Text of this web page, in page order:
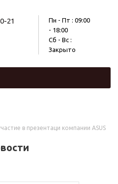
21
Пн - Пт : 09:00
- 18:00
Сб - Вс :
Закрыто
в презентаци компании ASUS